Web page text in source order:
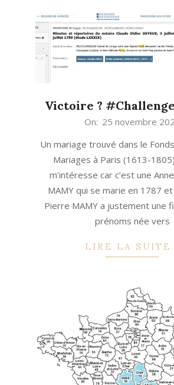
Victoire ?
25
On: 25 novembre
Un mariage trouvé dans le
Mariages à Paris (1613-
m’intéresse car c’est une
MAMY qui se marie en 1787
Pierre MAMY a justement une
prénoms née vers
LIRE LA